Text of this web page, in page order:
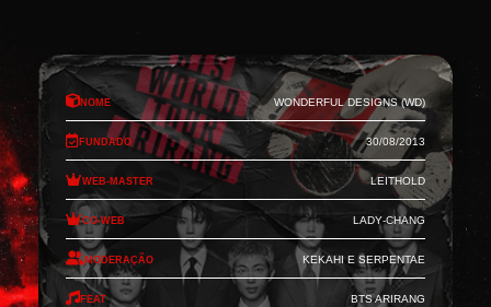
Nome Wonderful Designs (WD)
Fundado 30/08/2013
Web-Master Leithold
Co-Web Lady-Chang
Moderação Kekahi e Serpentae
Feat BTS Arirang